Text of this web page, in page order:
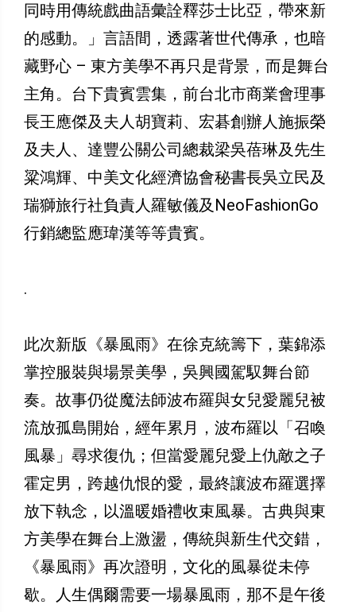
同時用傳統戲曲語彙詮釋莎士比亞，帶來新
的感動。」言語間，透露著世代傳承，也暗
藏野心 – 東方美學不再只是背景，而是舞台
主角。台下貴賓雲集，前台北市商業會理事
長王應傑及夫人胡寶莉、宏碁創辦人施振榮
及夫人、達豐公關公司總裁梁吳蓓琳及先生
粱鴻輝、中美文化經濟協會秘書長吳立民及
瑞獅旅行社負責人羅敏儀及NeoFashionGo
行銷總監應瑋漢等等貴賓。
.
此次新版《暴風雨》在徐克統籌下，葉錦添
掌控服裝與場景美學，吳興國駕馭舞台節
奏。故事仍從魔法師波布羅與女兒愛麗兒被
流放孤島開始，經年累月，波布羅以「召喚
風暴」尋求復仇；但當愛麗兒愛上仇敵之子
霍定男，跨越仇恨的愛，最終讓波布羅選擇
放下執念，以溫暖婚禮收束風暴。古典與東
方美學在舞台上激盪，傳統與新生代交錯，
《暴風雨》再次證明，文化的風暴從未停
歇。人生偶爾需要一場暴風雨，那不是午後